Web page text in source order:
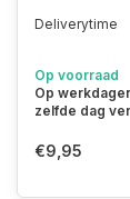
Deliverytime
Op voorraad
Op
zelfde dag
€9,95